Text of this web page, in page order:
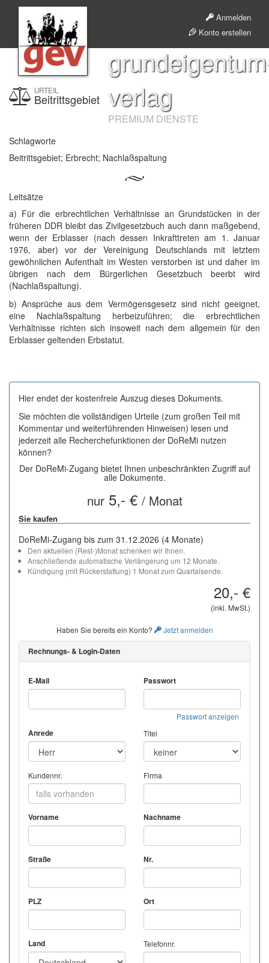
Anmelden
Konto erstellen
verlag
PREMIUM DIENSTE
URTEIL
Beitrittsgebiet
Schlagworte
Beitrittsgebiet; Erbrecht; Nachlaßspaltung
Leitsätze
a) Für die erbrechtlichen Verhältnisse an Grundstücken in der
früheren DDR bleibt das Zivilgesetzbuch auch dann maßgebend,
wenn der Erblasser (nach dessen Inkrafttreten am 1. Januar
1976, aber) vor der Vereinigung Deutschlands mit letztem
gewöhnlichen Aufenthalt im Westen verstorben ist und daher im
übrigen nach dem Bürgerlichen Gesetzbuch beerbt wird
(Nachlaßspaltung).
b) Ansprüche aus dem Vermögensgesetz sind nicht geeignet,
eine Nachlaßspaltung herbeizuführen; die erbrechtlichen
Verhältnisse richten sich insoweit nach dem allgemein für den
Erblasser geltenden Erbstatut.
Hier endet der kostenfreie Auszug dieses Dokuments.
Sie möchten die vollständigen Urteile (zum großen Teil mit
Kommentar und weiterführenden Hinweisen) lesen und
jederzeit alle Recherchefunktionen der DoReMi nutzen
können?
Der DoReMi-Zugang bietet Ihnen unbeschränkten Zugriff auf
alle Dokumente.
nur5,- € / Monat
Sie kaufen
DoReMi-Zugang bis zum 31.12.2026 (4 Monate)
Den aktuellen (Rest-)Monat schenken wir Ihnen.
Anschließende automatische Verlängerung um 12 Monate.
Kündigung (mit Rückerstattung) 1 Monat zum Quartalsende.
20,- €
(inkl. MwSt.)
Haben Sie bereits ein Konto? Jetzt anmelden
Rechnungs- & Login-Daten
E-Mail Passwort
Passwort anzeigen
Anrede Titel
Kundennr. Firma
Vorname Nachname
Straße Nr.
PLZ Ort
Land Telefonnr.